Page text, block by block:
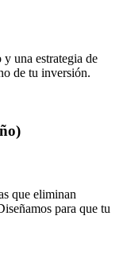
una estrategia de
de tu inversión.
que eliminan
para que tu